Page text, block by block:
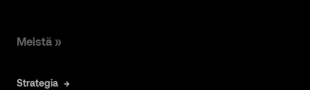
Meistä »
Strategia